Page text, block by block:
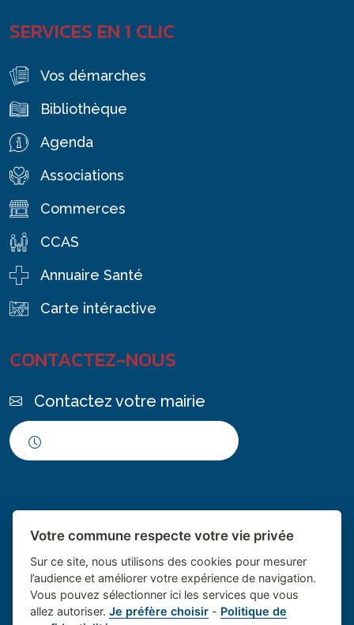
SERVICES EN 1 CLIC
Vos démarches
Bibliothèque
Agenda
Associations
Commerces
CCAS
Annuaire Santé
Carte intéractive
CONTACTEZ-NOUS
Contactez votre mairie
Place du village la solution web
- Le village de
Votre commune respecte votre vie privée
Sur ce site, nous utilisons des cookies pour mesurer
l’audience et améliorer votre expérience de navigation.
Vous pouvez sélectionner ici les services que vous
allez autoriser.Je préfère choisir - Politique de